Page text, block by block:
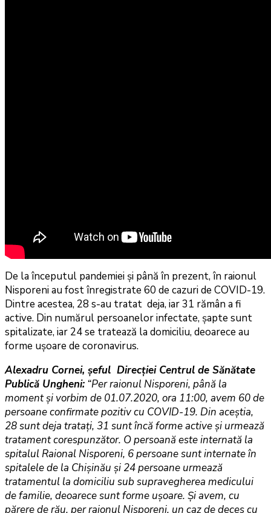
De la începutul pandemiei şi până în prezent, în raionul
Nisporeni au fost înregistrate 60 de cazuri de COVID-19.
Dintre acestea, 28 s-au tratat deja, iar 31 rămân a fi
active. Din numărul persoanelor infectate, şapte sunt
spitalizate, iar 24 se tratează la domiciliu, deoarece au
forme uşoare de coronavirus.
Alexadru Cornei, șeful Direcției Centrul de Sănătate
Publică Ungheni: “Per raionul Nisporeni, până la
moment şi vorbim de 01.07.2020, ora 11:00, avem 60 de
persoane confirmate pozitiv cu COVID-19. Din aceştia,
28 sunt deja trataţi, 31 sunt încă forme active şi urmează
tratament corespunzător. O persoană este internată la
spitalul Raional Nisporeni, 6 persoane sunt internate în
spitalele de la Chişinău şi 24 persoane urmează
tratamentul la domiciliu sub supravegherea medicului
de familie, deoarece sunt forme uşoare. Şi avem, cu
părere de rău, per raionul Nisporeni, un caz de deces cu